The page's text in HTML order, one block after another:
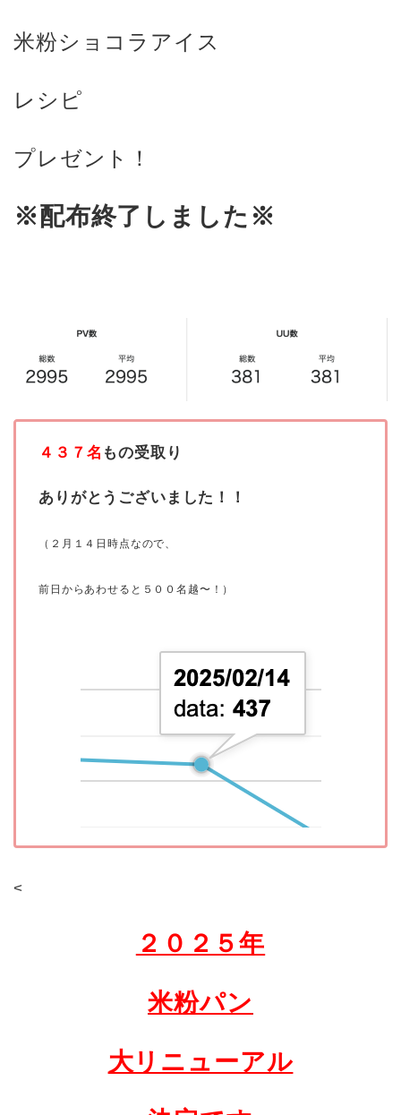
米粉ショコラアイス
レシピ
プレゼント！
※配布終了しました※
４３７名 もの受取り
ありがとうございました！！
（２月１４日時点なので、
前日からあわせると５００名越〜！）
<
２０２５年
米粉パン
大リニューアル